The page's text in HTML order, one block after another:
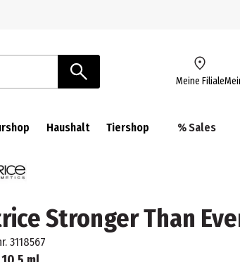
Meine Filiale
Haushalt Tiershop % Sales
Stronger Than
3118567